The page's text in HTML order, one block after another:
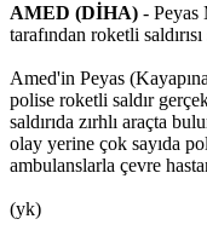
AMED (DİHA) - Peyas
tarafından roketli
Amed'in Peyas
polise roketli saldır
saldırıda zırhlı araçta
olay yerine çok sayıda
ambulanslarla çevre
(yk)